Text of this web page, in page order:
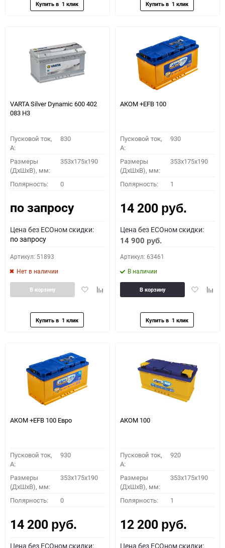
VARTA Silver Dynamic 600 402
083 H3
Пусковой ток,
A:
830
Размеры
(ДхШхВ), мм:
353x175x190
Полярность: 0
по запросу
Цена без ECOном скидки:
по запросу
Артикул: 51893
Нет в наличии
ДобавитьДобавить
В корзину
АКОМ +EFB 100
Пусковой ток,
A:
930
Размеры
(ДхШхВ), мм:
353x175x190
Полярность: 1
14 200 руб.
Цена без ECOном скидки:
14 900 руб.
Артикул: 63461
В наличии
Добавить
В корзину
АКОМ +EFB 100 Евро
Пусковой ток,
A:
930
Размеры
(ДхШхВ), мм:
353x175x190
Полярность: 0
14 200 руб.
Цена без ECOном скидки:
АКОМ 100
Пусковой ток,
A:
920
Размеры
(ДхШхВ), мм:
353x175x190
Полярность: 1
12 200 руб.
Цена без ECOном скидки: